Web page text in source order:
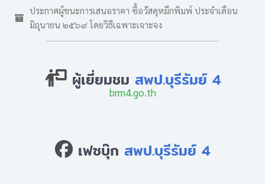
ประกาศผู้ชนะการเสนอราคา ซื้อวัสดุหมึกพิมพ์ ประจำเดือน
มิถุนายน ๒๕๖๙ โดยวิธีเฉพาะเจาะจง
ผู้เยี่ยมชม สพป.บุรีรัมย์ 4
brm4.go.th
เฟซบุ๊ก สพป.บุรีรัมย์ 4